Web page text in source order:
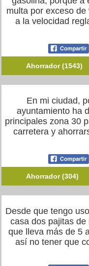
multa por exceso
a la velocidad
Ahorrador (1543)
En mi ciudad,
ayuntamiento ha
principales zona 30
carretera y
Ahorrador (304)
Desde que tengo
casa dos pajitas
que lleva más de 5
así no tener que